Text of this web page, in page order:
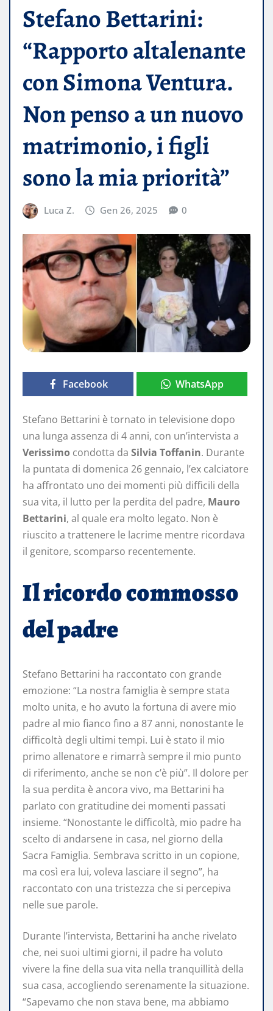
Stefano Bettarini:
“Rapporto altalenante
con Simona Ventura.
Non penso a un nuovo
matrimonio, i figli
sono la mia priorità”
Luca Z. Gen 26, 2025 0
Facebook WhatsApp
Stefano Bettarini è tornato in televisione dopo
una lunga assenza di 4 anni, con un’intervista a
Verissimo condotta da Silvia Toffanin. Durante
la puntata di domenica 26 gennaio, l’ex calciatore
ha affrontato uno dei momenti più difficili della
sua vita, il lutto per la perdita del padre, Mauro
Bettarini, al quale era molto legato. Non è
riuscito a trattenere le lacrime mentre ricordava
il genitore, scomparso recentemente.
Il ricordo commosso
del padre
Stefano Bettarini ha raccontato con grande
emozione: “La nostra famiglia è sempre stata
molto unita, e ho avuto la fortuna di avere mio
padre al mio fianco fino a 87 anni, nonostante le
difficoltà degli ultimi tempi. Lui è stato il mio
primo allenatore e rimarrà sempre il mio punto
di riferimento, anche se non c’è più”. Il dolore per
la sua perdita è ancora vivo, ma Bettarini ha
parlato con gratitudine dei momenti passati
insieme. “Nonostante le difficoltà, mio padre ha
scelto di andarsene in casa, nel giorno della
Sacra Famiglia. Sembrava scritto in un copione,
ma così era lui, voleva lasciare il segno”, ha
raccontato con una tristezza che si percepiva
nelle sue parole.
Durante l’intervista, Bettarini ha anche rivelato
che, nei suoi ultimi giorni, il padre ha voluto
vivere la fine della sua vita nella tranquillità della
sua casa, accogliendo serenamente la situazione.
“Sapevamo che non stava bene, ma abbiamo